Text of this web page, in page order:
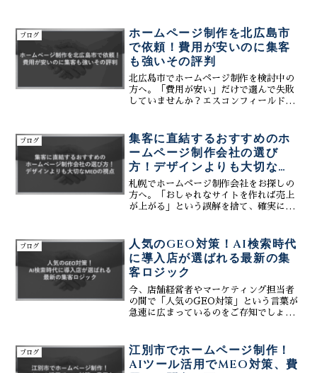
す「成約の導線」が欠如しているからで
す。現代のWeb活用におい...
ブログ
ホームページ制作を北広島市
で依頼！費用が安いのに集客
も強いその評判
北広島市でホームページ制作を検討中の
方へ。「費用が安い」だけで選んで失敗
していませんか？エスコンフィールド開
やすさ」が不可欠です。株式会社ティー
コネクトは、専門知識不要...
ブログ
集客に直結するおすすめのホ
ームページ制作会社の選び
方！デザインよりも大切な
MEOの視点
札幌でホームページ制作会社をお探しの
方へ。「おしゃれなサイトを作れば売上
が上がる」という誤解を捨て、確実に集
な「MEO対策」の視点から、本当におす
すめできる制作会社の条件を徹底解説し
ます。株式会社ティーコネクトは、デザ
イン性だけでなく、Googleマップでの上
位表示を前提としたサイト設計と、生成
AIを活用した効率的な運用で貴社のビジ
ネスを支援します。失敗しない業者選び
ブログ
人気のGEO対策！AI検索時代
に導入店が選ばれる最新の集
客ロジック
今、店舗経営者やマーケティング担当者
の間で「人気のGEO対策」という言葉が
急速に広まっているのをご存知でしょう
ことに慣れました。しかし今、その検索
体験はAIの登場に...
ブログ
江別市でホームページ制作！
AIツール活用でMEO対策、費